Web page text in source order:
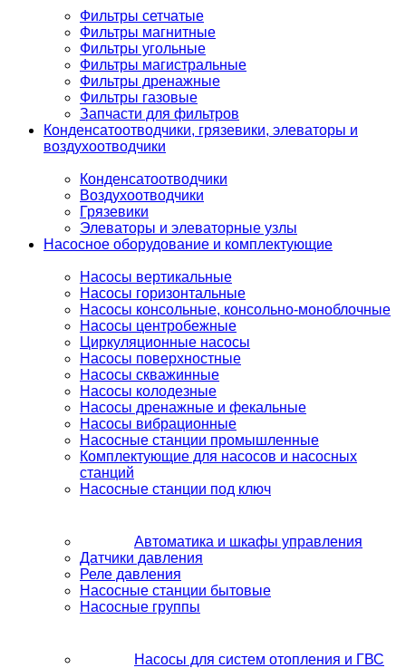
Фильтры сетчатые
Фильтры магнитные
Фильтры угольные
Фильтры магистральные
Фильтры дренажные
Фильтры газовые
Запчасти для фильтров
Конденсатоотводчики, грязевики, элеваторы и
воздухоотводчики
Конденсатоотводчики
Воздухоотводчики
Грязевики
Элеваторы и элеваторные узлы
Насосное оборудование и комплектующие
Насосы вертикальные
Насосы горизонтальные
Насосы консольные, консольно-моноблочные
Насосы центробежные
Циркуляционные насосы
Насосы поверхностные
Насосы скважинные
Насосы колодезные
Насосы дренажные и фекальные
Насосы вибрационные
Насосные станции промышленные
Комплектующие для насосов и насосных
станций
Насосные станции под ключ
Автоматика и шкафы управления
Датчики давления
Реле давления
Насосные станции бытовые
Насосные группы
Насосы для систем отопления и ГВС